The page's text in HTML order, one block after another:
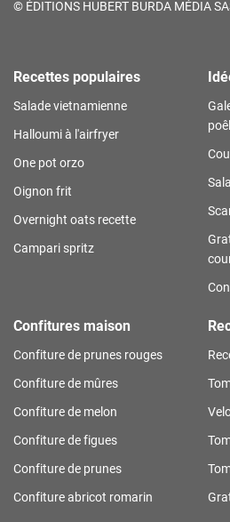
© ÉDITIONS HUBERT BURDA MÉDIA
Recettes populaires
Salade vietnamienne
Halloumi à l'airfryer
One pot orzo
Oignon frit
Overnight oats recette
Campari spritz
Confitures maison
Confiture de prunes rouges
Confiture de mûres
Confiture de melon
Confiture de figues
Confiture de prunes
Confiture abricot romarin